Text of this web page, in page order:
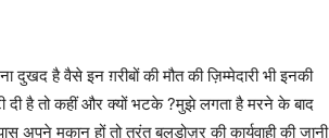
दुखद है वैसे इन ग़रीबों की मौत की ज़िम्मेदारी भी इनकी
है तो कहीं और क्यों भटके ?मुझे लगता है मरने के बाद
अपने मकान हों तो तुरंत बुलडोज़र की कार्यवाही की जानी